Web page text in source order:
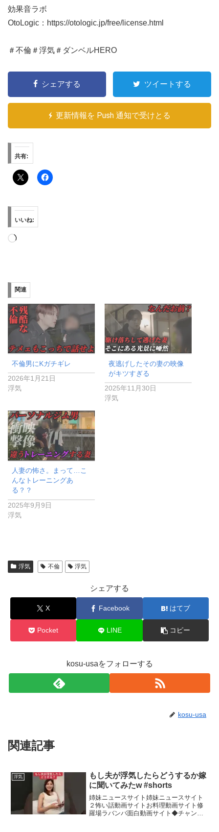
効果音ラボ
OtoLogic：https://otologic.jp/free/license.html​
＃不倫＃浮気＃ダンベルHERO
シェアする ツイートする
更新情報を Push 通知で受けとる
共有:
いいね:
読
み
中…
関連
不倫男にKガチギレ
2026年1月21日
浮気
夜逃げしたその妻の映像
がキツすぎる
2025年11月30日
浮気
人妻の怖さ。まって…こ
んなトレーニングあ
る？？
2025年9月9日
浮気
浮気 不倫 浮気
シェアする
X Facebook はてブ
Pocket LINE コピー
kosu-usaをフォローする
kosu-usa
関連記事
浮気
もし夫が浮気したらどうするか嫁
に聞いてみたw #shorts
姉妹ニュースサイト姉妹ニュースサイト
２怖い話動画サイトお料理動画サイト修
羅場ラバンバ面白動画サイト◆チャンネ